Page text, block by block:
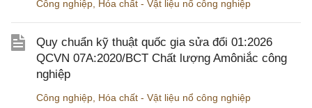
Công nghiệp Hóa chất - Vật liệu nổ công nghiệp
Quy chuẩn kỹ thuật quốc gia sửa đổi 01:2026
QCVN 07A:2020/BCT Chất lượng Amôniắc công
nghiệp
Công nghiệp Hóa chất - Vật liệu nổ công nghiệp